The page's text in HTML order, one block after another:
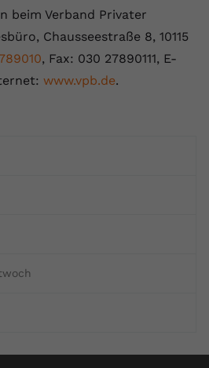
beim Verband Privater
Chausseestraße 8, 10115
, Fax: 030 27890111, E-
www.vpb.de.